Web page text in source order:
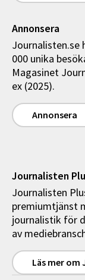
Annonsera
Journalisten.se
000 unika
Magasinet
ex (2025).
Annonsera
Journalisten
Journalisten
premiumtjänst
journalistik för
av
Läs mer om